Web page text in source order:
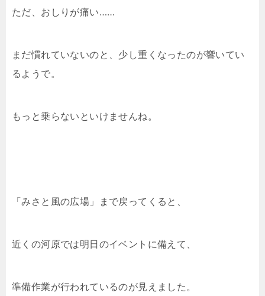
ただ、おしりが痛い……
まだ慣れていないのと、少し重くなったのが響いてい
るようで。
もっと乗らないといけませんね。
「みさと風の広場」まで戻ってくると、
近くの河原では明日のイベントに備えて、
準備作業が行われているのが見えました。